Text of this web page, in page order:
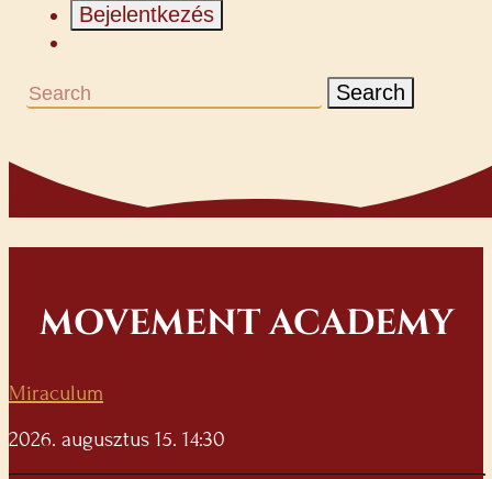
Bejelentkezés
Search
MOVEMENT ACADEMY
Miraculum
2026. augusztus 15. 14:30